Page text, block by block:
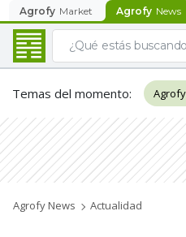
Agrofy Market Agrofy News
Temas del momento:
Agrofy News Actualidad